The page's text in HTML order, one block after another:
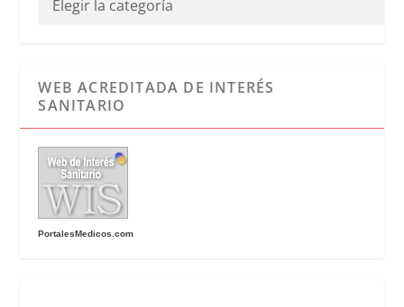
WEB ACREDITADA DE INTERÉS
SANITARIO
PortalesMedicos.com